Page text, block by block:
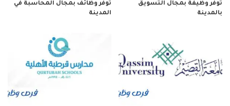
توفر وظيفة بمجال التسويق
بالمدينة
توفر وظائف بمجال المحاسبة في
المدينة